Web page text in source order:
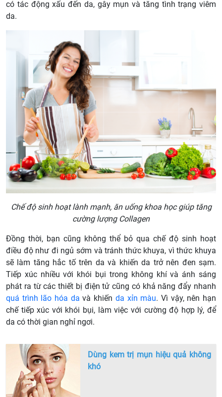
có tác động xấu đến da, gây mụn và tăng tình trạng viêm
da.
Chế độ sinh hoạt lành mạnh, ăn uống khoa học giúp tăng
cường lượng Collagen
Đồng thời, bạn cũng không thể bỏ qua chế độ sinh hoạt
điều độ như đi ngủ sớm và tránh thức khuya, vì thức khuya
sẽ làm tăng hắc tố trên da và khiến da trở nên đen sạm.
Tiếp xúc nhiều với khói bụi trong không khí và ánh sáng
phát ra từ các thiết bị điện tử cũng có khả năng đẩy nhanh
quá trình lão hóa da và khiến da xỉn màu. Vì vậy, nên hạn
chế tiếp xúc với khói bụi, làm việc với cường độ hợp lý, để
da có thời gian nghỉ ngơi.
Dùng kem trị mụn hiệu quả không
khó